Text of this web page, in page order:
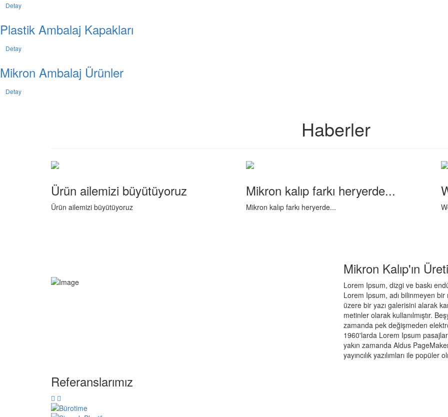
Detay
Plastik Ambalaj Kapakları
Detay
Mikron Ambalaj Ürünler
Detay
Haberler
Ürün ailemizi büyütüyoruz
Ürün ailemizi büyütüyoruz
Mikron kalıp farkı heryerde...
Mikron kalıp farkı heryerde...
Mikron Kalıp'ın
Lorem Ipsum, dizgi ve baskı
Lorem Ipsum, adı bilinmeyen
üzere bir yazı galerisini alarak
metinler olarak kullanılmıştır.
zamanda pek değişmeden
1960'larda Lorem Ipsum
yakın zamanda Aldus
yayıncılık yazılımları ile popüler
Referanslarımız